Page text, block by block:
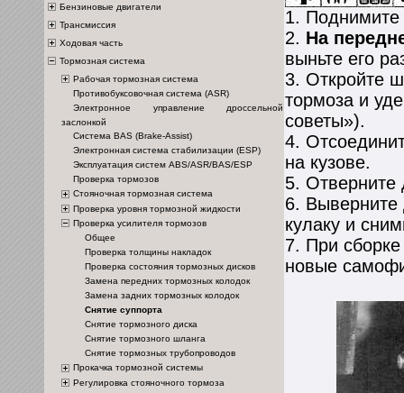
Бензиновые двигатели
Трансмиссия
Ходовая часть
Тормозная система
Рабочая тормозная система
Противобуксовочная система (ASR)
Электронное управление дроссельной
заслонкой
Система BAS (Brake-Assist)
Электронная система стабилизации (ESP)
Эксплуатация систем ABS/ASR/BAS/ESP
Проверка тормозов
Стояночная тормозная система
Проверка уровня тормозной жидкости
Проверка усилителя тормозов
Общее
Проверка толщины накладок
Проверка состояния тормозных дисков
Замена передних тормозных колодок
Замена задних тормозных колодок
Снятие суппорта
Снятие тормозного диска
Снятие тормозного шланга
Снятие тормозных трубопроводов
Прокачка тормозной системы
Регулировка стояночного тормоза
1. Поднимите
2. На
выньте его
3. Откройте
тормоза и
советы»).
4.
на кузове.
5. Отверните
6. Выверните
кулаку и
7. При
новые